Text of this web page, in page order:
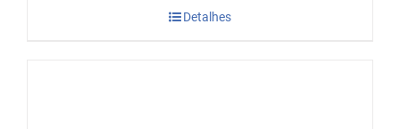
Detalhes